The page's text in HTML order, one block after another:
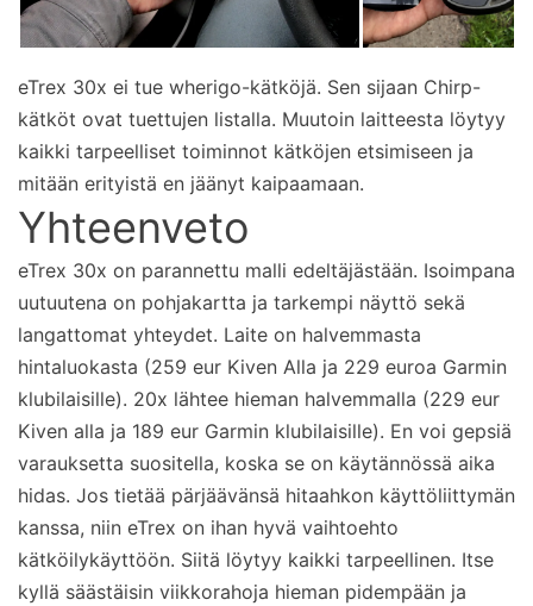
eTrex 30x ei tue wherigo-kätköjä. Sen sijaan Chirp-
kätköt ovat tuettujen listalla. Muutoin laitteesta löytyy
kaikki tarpeelliset toiminnot kätköjen etsimiseen ja
mitään erityistä en jäänyt kaipaamaan.
Yhteenveto
eTrex 30x on parannettu malli edeltäjästään. Isoimpana
uutuutena on pohjakartta ja tarkempi näyttö sekä
langattomat yhteydet. Laite on halvemmasta
hintaluokasta (259 eur Kiven Alla ja 229 euroa Garmin
klubilaisille). 20x lähtee hieman halvemmalla (229 eur
Kiven alla ja 189 eur Garmin klubilaisille). En voi gepsiä
varauksetta suositella, koska se on käytännössä aika
hidas. Jos tietää pärjäävänsä hitaahkon käyttöliittymän
kanssa, niin eTrex on ihan hyvä vaihtoehto
kätköilykäyttöön. Siitä löytyy kaikki tarpeellinen. Itse
kyllä säästäisin viikkorahoja hieman pidempään ja